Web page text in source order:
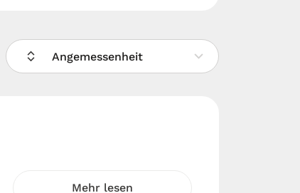
Angemessenheit
Mehr lesen